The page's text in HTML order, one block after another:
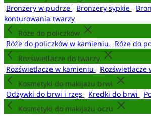
Bronzery w pudrze
Bronzery sypkie
konturowania twarzy
Róże do policzków
Róże do policzków w kamieniu
Róże do
Rozświetlacze do twarzy
Rozświetlacze w kamieniu
Rozświetlacze
Kosmetyki do makijażu brwi
Odżywki do brwi i rzęs
Kredki do brwi
Kosmetyki do makijażu oczu